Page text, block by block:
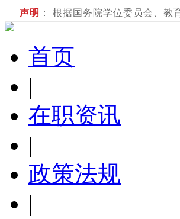
声明 ： 根据国务院学位委员会、教
首页
|
在职资讯
|
政策法规
|